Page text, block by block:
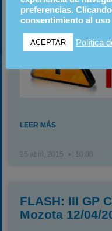
LEER MÁS
25 abril, 2015 10:08
FLASH: III GP
Mozota 12/04/
preferencias.
consentimiento al
ACEPTAR Política